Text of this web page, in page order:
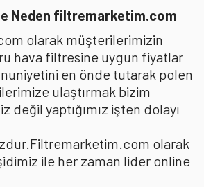
Neden filtremarketim.com
olarak müşterilerimizin
hava filtresine uygun fiyatlar
en önde tutarak polen
ulaştırmak bizim
değil yaptığımız işten dolayı
olarak
ile her zaman lider online